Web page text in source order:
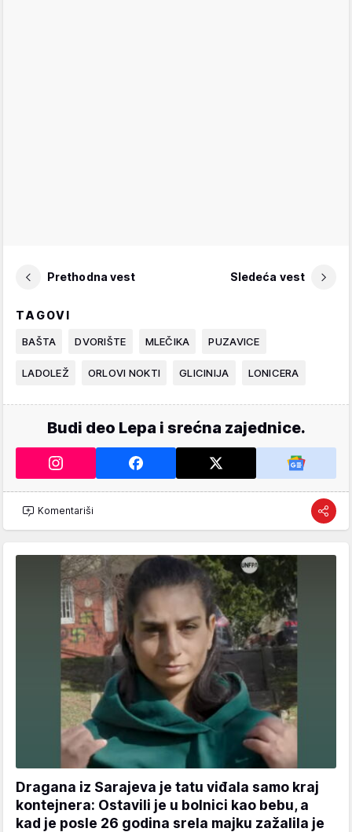
Prethodna vest Sledeća vest
TAGOVI
BAŠTA DVORIŠTE MLEČIKA PUZAVICE
LADOLEŽ ORLOVI NOKTI GLICINIJA LONICERA
Budi deo Lepa i srećna zajednice.
Komentariši
Dragana iz Sarajeva je tatu viđala samo kraj
kontejnera: Ostavili je u bolnici kao bebu, a
kad je posle 26 godina srela majku zažalila je